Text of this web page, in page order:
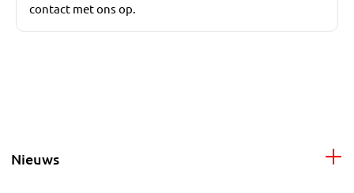
contact met ons op.
Nieuws